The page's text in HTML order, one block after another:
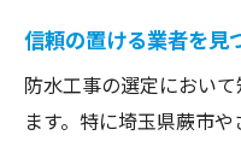
信頼の置ける業者を見
防水工事の選定におい
ます。特に埼玉県蕨市